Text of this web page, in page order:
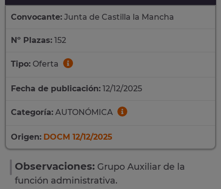
Convocante: Junta de Castilla la Mancha
Nº Plazas: 152
Tipo: Oferta
Fecha de publicación: 12/12/2025
Categoría: AUTONÓMICA
Origen: DOCM 12/12/2025
Observaciones: Grupo Auxiliar de la
función administrativa.